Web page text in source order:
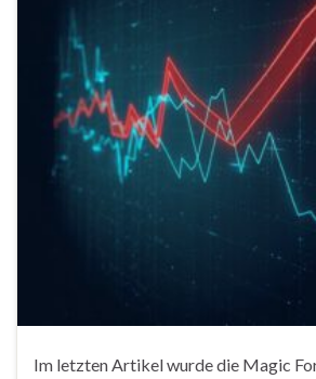
Im letzten Artikel wurde die Magic